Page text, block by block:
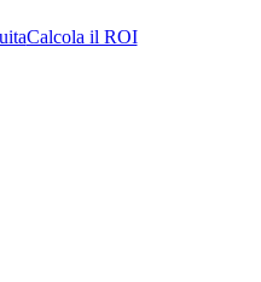
Calcola il ROI